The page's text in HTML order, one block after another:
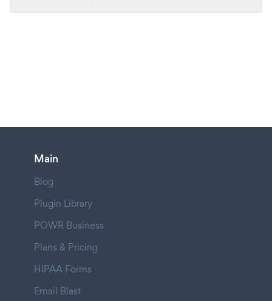
Main
Blog
Plugin Library
POWR Business
Plans & Pricing
HIPAA Forms
Email Blast